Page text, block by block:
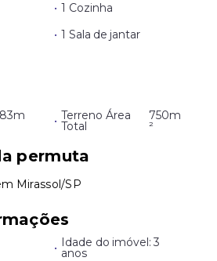
• 1 Cozinha
• 1 Sala de jantar
• Terreno Área
Total
750m
²
permuta
Mirassol/SP
• Idade do imóvel: 3
anos